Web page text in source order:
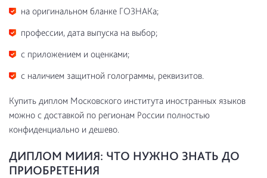
на оригинальном бланке ГОЗНАКа;
профессии, дата выпуска на выбор;
с приложением и оценками;
с наличием защитной голограммы, реквизитов.
Купить диплом Московского института иностранных языков
можно с доставкой по регионам России полностью
конфиденциально и дешево.
ДИПЛОМ МИИЯ: ЧТО НУЖНО ЗНАТЬ ДО
ПРИОБРЕТЕНИЯ